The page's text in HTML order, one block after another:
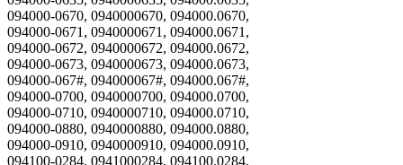
094000-0670, 0940000670, 094000.0670,
094000-0671, 0940000671, 094000.0671,
094000-0672, 0940000672, 094000.0672,
094000-0673, 0940000673, 094000.0673,
094000-067#, 094000067#, 094000.067#,
094000-0700, 0940000700, 094000.0700,
094000-0710, 0940000710, 094000.0710,
094000-0880, 0940000880, 094000.0880,
094000-0910, 0940000910, 094000.0910,
094100-0284, 0941000284, 094100.0284,